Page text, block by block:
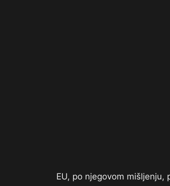
EU, po njegovom